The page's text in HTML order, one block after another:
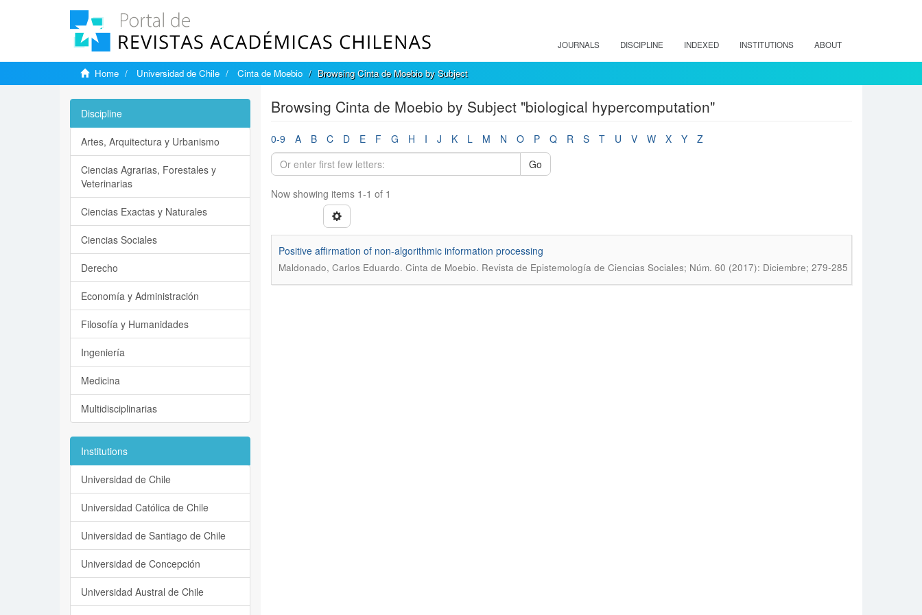
JOURNALS DISCIPLINE INDEXED INSTITUTIONS ABOUT
Home Universidad de Chile Cinta de Moebio Browsing Cinta de Moebio by Subject
Browsing Cinta de Moebio by Subject "biological hypercomputation"
0-9 A B C D E F G H I J K L M N O P Q R S T U V W X Y
Z
Go
Now showing items 1-1 of 1
Positive affirmation of non-algorithmic information processing
Maldonado, Carlos Eduardo. Cinta de Moebio. Revista de Epistemología de Ciencias Sociales; Núm. 60 (2017): Diciembre; 279-285
Discipline
Artes, Arquitectura y Urbanismo
Ciencias Agrarias, Forestales y
Veterinarias
Ciencias Exactas y Naturales
Ciencias Sociales
Derecho
Economía y Administración
Filosofía y Humanidades
Ingeniería
Medicina
Multidisciplinarias
Institutions
Universidad de Chile
Universidad Católica de Chile
Universidad de Santiago de Chile
Universidad de Concepción
Universidad Austral de Chile